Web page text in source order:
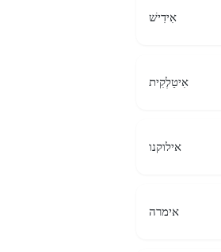
אִידִישׁ
אִיטַלְקִית
אילוקנו
אימרה